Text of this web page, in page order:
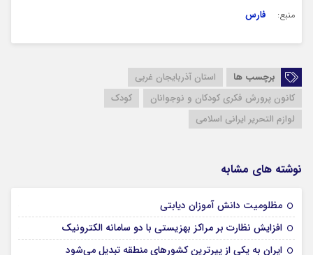
منبع: فارس
برچسب ها
استان آذربایجان غربی
کانون پرورش فکری کودکان و نوجوانان
کودک
لوازم التحریر ایرانی اسلامی
نوشته های مشابه
مظلومیت دانش آموزان دیابتی
افزایش نظارت بر مراکز بهزیستی با دو سامانه الکترونیک
ایران به یکی از پیرترین کشورهای منطقه تبدیل می‌شود